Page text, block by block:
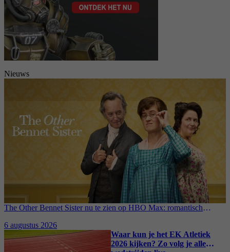
Nieuws
The Other Bennet Sister nu te zien op HBO Max: romantisch
6 augustus 2026
Waar kun je het EK Atletiek
2026 kijken? Zo volg je alle